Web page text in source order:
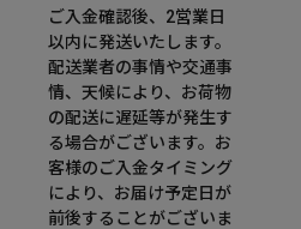
ご入金確認後、2営業日
以内に発送いたします。
配送業者の事情や交通事
情、天候により、お荷物
の配送に遅延等が発生す
る場合がございます。お
客様のご入金タイミング
により、お届け予定日が
前後することがございま